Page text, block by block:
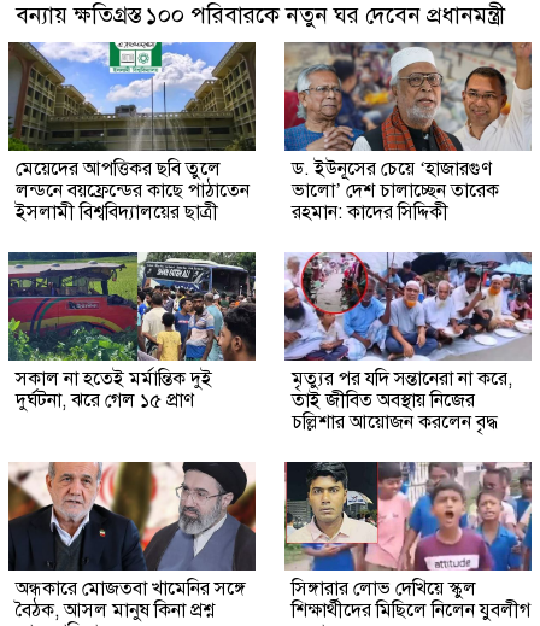
বন্যায় ক্ষতিগ্রস্ত ১০০ পরিবারকে নতুন ঘর দেবেন প্রধানমন্ত্রী
মেয়েদের আপত্তিকর ছবি তুলে
লন্ডনে বয়ফ্রেন্ডের কাছে পাঠাতেন
ইসলামী বিশ্ববিদ্যালয়ের ছাত্রী
ড. ইউনূসের চেয়ে ‘হাজারগুণ
ভালো’ দেশ চালাচ্ছেন তারেক
রহমান: কাদের সিদ্দিকী
সকাল না হতেই মর্মান্তিক দুই
দুর্ঘটনা, ঝরে গেল ১৫ প্রাণ
মৃত্যুর পর যদি সন্তানেরা না করে,
তাই জীবিত অবস্থায় নিজের
চল্লিশার আয়োজন করলেন বৃদ্ধ
অন্ধকারে মোজতবা খামেনির সঙ্গে
বৈঠক, আসল মানুষ কিনা প্রশ্ন
সিঙ্গারার লোভ দেখিয়ে স্কুল
শিক্ষার্থীদের মিছিলে নিলেন যুবলীগ